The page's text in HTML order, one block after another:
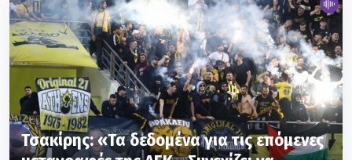
Τσακίρης: «Τα δεδομένα για τις επόμενες
μεταγραφές της ΑΕΚ - Συνεχίζει να
συγκλονίζει ο κόσμος»